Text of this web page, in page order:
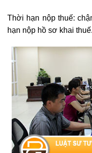
Thời hạn nộp thuế:
hạn nộp hồ sơ khai thuế.